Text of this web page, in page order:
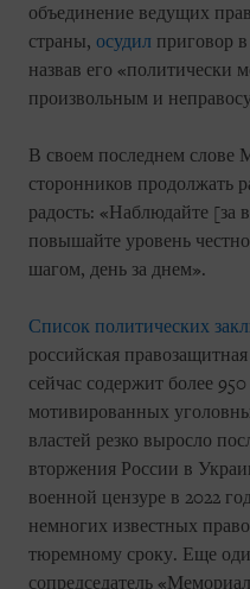
объединение ведущих
страны, осудил приговор
назвав его «политически
произвольным и
В своем последнем слове
сторонников продолжать
радость: «Наблюдайте [за
повышайте уровень
шагом, день за днем».
Список политических
российская
сейчас содержит более
мотивированных
властей резко выросло
вторжения России в
военной цензуре в 2022
немногих известных
тюремному сроку. Еще
сопредседатель